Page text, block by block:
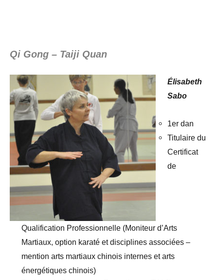
Qi Gong – Taiji Quan
Élisabeth
Sabo
1er dan
Titulaire du
Certificat
de
Qualification Professionnelle (Moniteur d’Arts
Martiaux, option karaté et disciplines associées –
mention arts martiaux chinois internes et arts
énergétiques chinois)